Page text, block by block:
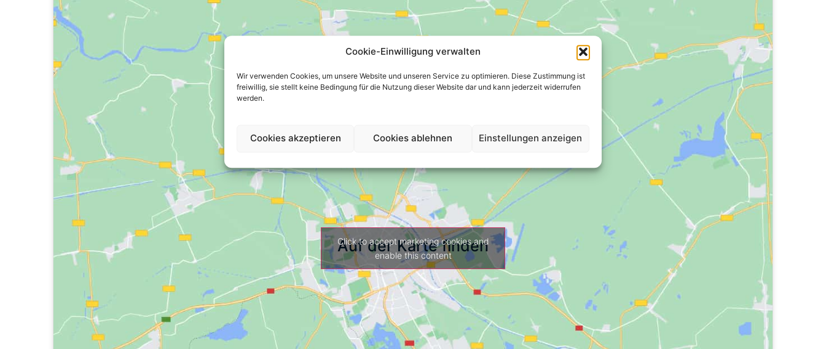
Cookie-Einwilligung verwalten
Wir verwenden Cookies, um unsere Website und unseren Service zu optimieren. Diese Zustimmung ist
freiwillig, sie stellt keine Bedingung für die Nutzung dieser Website dar und kann jederzeit widerrufen
werden.
Cookies akzeptieren Cookies ablehnen Einstellungen anzeigen
Auf der Karte finden
Click to accept marketing cookies and
enable this content